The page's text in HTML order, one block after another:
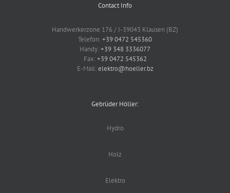
Contact Info
Handwerkerzone 176 / I-39043 Klausen (BZ)
Telefon:+39 0472 545360
Handy:+39 348 3336077
Fax:+39 0472 545362
E-Mail:elektro@hoeller.bz
Gebrüder Höller:
Hydro
Holz
Elektro